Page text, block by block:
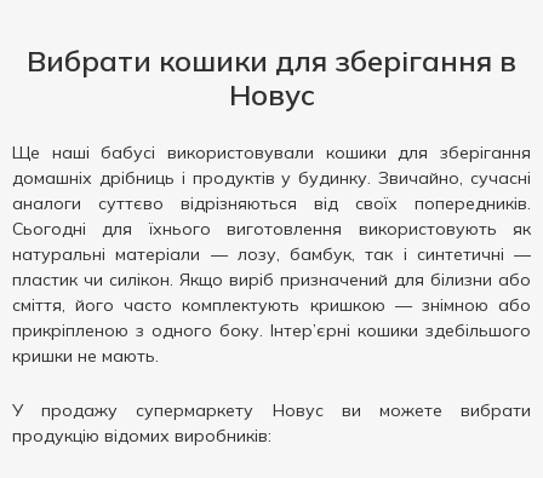
Вибрати кошики для зберігання в
Новус
Ще наші бабусі використовували кошики для зберігання
домашніх дрібниць і продуктів у будинку. Звичайно, сучасні
аналоги суттєво відрізняються від своїх попередників.
Сьогодні для їхнього виготовлення використовують як
натуральні матеріали — лозу, бамбук, так і синтетичні —
пластик чи силікон. Якщо виріб призначений для білизни або
сміття, його часто комплектують кришкою — знімною або
прикріпленою з одного боку. Інтер’єрні кошики здебільшого
кришки не мають.
У продажу супермаркету Новус ви можете вибрати
продукцію відомих виробників: